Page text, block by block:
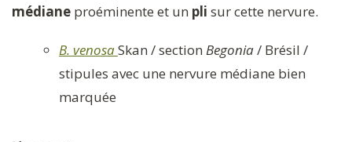
médiane proéminente et un pli sur cette nervure.
B. venosaSkan / section Begonia/ Brésil /
stipules avec une nervure médiane bien
marquée